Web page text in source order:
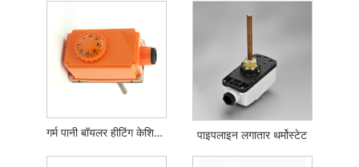
गर्म पानी बॉयलर हीटिंग केशिका थर्मोस्टेट तापमान नियंत्रक पाइपलाइन लगातार थर्मोस्टेट